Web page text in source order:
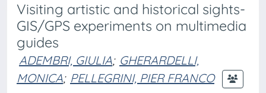
Visiting artistic and historical sights-
GIS/GPS experiments on multimedia
guides
ADEMBRI, GIULIA; GHERARDELLI,
MONICA; PELLEGRINI, PIER FRANCO